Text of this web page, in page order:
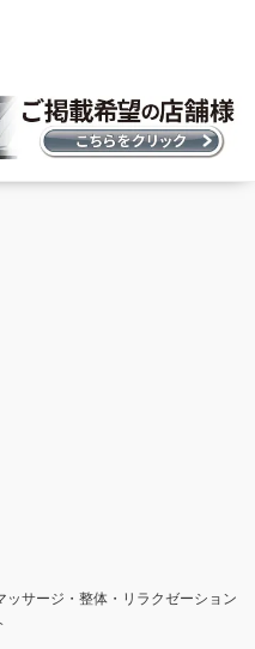
ッサージ・整体・リラクゼーション